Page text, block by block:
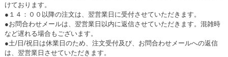
けております。
●１４：００以降の注文は、翌営業日に受付させていただきます。
●お問合わせメールは、翌営業日以内に返信させていただきます。混雑時
など遅れる場合もございます。
●土/日/祝日は休業日のため、注文受付及び、お問合わせメールへの返信
は、翌営業日させていただきます。